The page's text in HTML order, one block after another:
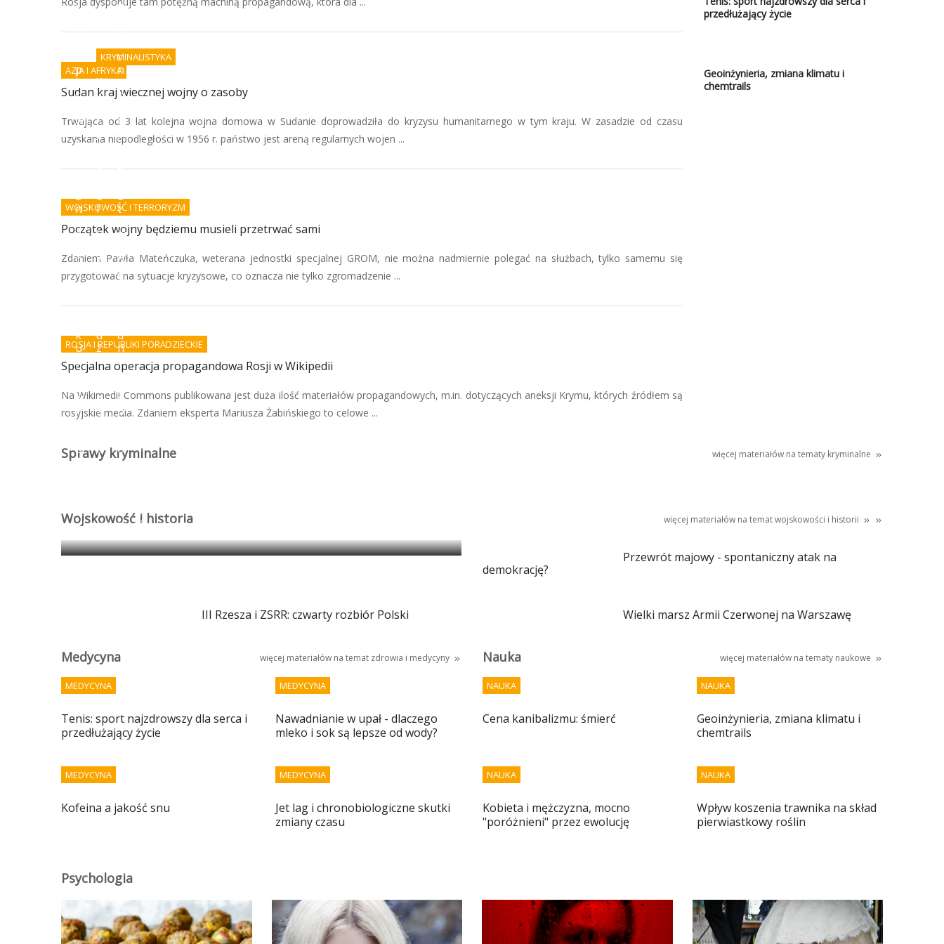
AZJA I AFRYKA
Sudan kraj wiecznej wojny o zasoby
Trwająca od 3 lat kolejna wojna domowa w Sudanie doprowadziła do kryzysu humanitarnego w tym kraju. W zasadzie od czasu
uzyskania niepodległości w 1956 r. państwo jest areną regularnych wojen ...
WOJSKOWOŚĆ I TERRORYZM
Początek wojny będziemu musieli przetrwać sami
Zdaniem Pawła Mateńczuka, weterana jednostki specjalnej GROM, nie można nadmiernie polegać na służbach, tylko samemu się
przygotować na sytuacje kryzysowe, co oznacza nie tylko zgromadzenie ...
ROSJA I REPUBLIKI PORADZIECKIE
Specjalna operacja propagandowa Rosji w Wikipedii
Na Wikimedii Commons publikowana jest duża ilość materiałów propagandowych, m.in. dotyczących aneksji Krymu, których źródłem są
rosyjskie media. Zdaniem eksperta Mariusza Żabińskiego to celowe ...
przedłużający życie
Geoinżynieria, zmiana klimatu i
chemtrails
Sprawy kryminalne więcej materiałów na tematy kryminalne
i
p
p
i
s
w
A
-
o
n
e
p
o
r
ą
k
u
p
r
w
n
e
o
?
KRYMINALISTYKA
W
y
r
w
n
e
f
ł
z
e
r
t
d
z
i
e
s
z
k
i
w
k
r
n
e
n
e
e
o
t
w
n
a
z
r
d
n
i
e
o
b
ó
w
Wojskowość i historia więcej materiałów na tematwojskowości i historii
Egipt: granica między antyczną propagandą i magią
Przewrót majowy - spontaniczny atak na
demokrację?
III Rzesza i ZSRR: czwarty rozbiór Polski Wielki marsz Armii Czerwonej na Warszawę
Medycyna więcej materiałów na temat zdrowia i medycyny
MEDYCYNA
Tenis: sport najzdrowszy dla serca i
przedłużający życie
MEDYCYNA
Nawadnianie w upał - dlaczego
mleko i sok są lepsze od wody?
MEDYCYNA
Kofeina a jakość snu
MEDYCYNA
Jet lag i chronobiologiczne skutki
zmiany czasu
Nauka więcej materiałów na tematy naukowe
NAUKA
Cena kanibalizmu: śmierć
NAUKA
Geoinżynieria, zmiana klimatu i
chemtrails
NAUKA
Kobieta i mężczyzna, mocno
"poróżnieni" przez ewolucję
NAUKA
Wpływ koszenia trawnika na skład
pierwiastkowy roślin
Psychologia